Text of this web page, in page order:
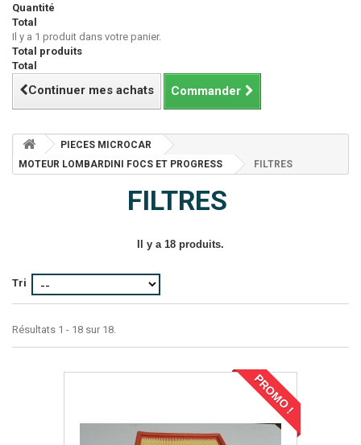
Quantité
Total
Il y a 1 produit dans votre panier.
Total produits
Total
Continuer mes achats Commander
PIECES MICROCAR
MOTEUR LOMBARDINI FOCS ET PROGRESS
FILTRES
FILTRES
Il y a 18 produits.
Tri
Résultats 1 - 18 sur 18.
PROMO !